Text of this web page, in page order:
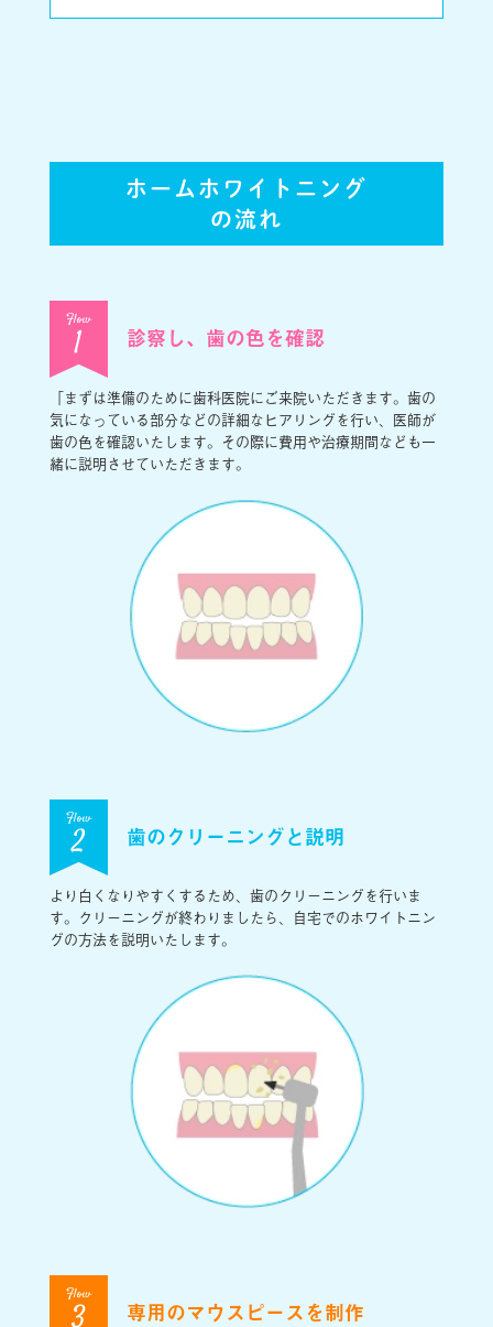
ホームホワイトニング
の流れ
Flow
1 診察し、歯の色を確認
「まずは準備のために歯科医院にご来院いただきます。歯の
気になっている部分などの詳細なヒアリングを行い、医師が
歯の色を確認いたします。その際に費用や治療期間なども一
緒に説明させていただきます。
Flow
2 歯のクリーニングと説明
より白くなりやすくするため、歯のクリーニングを行いま
す。クリーニングが終わりましたら、自宅でのホワイトニン
グの方法を説明いたします。
Flow
専用のマウスピースを制作